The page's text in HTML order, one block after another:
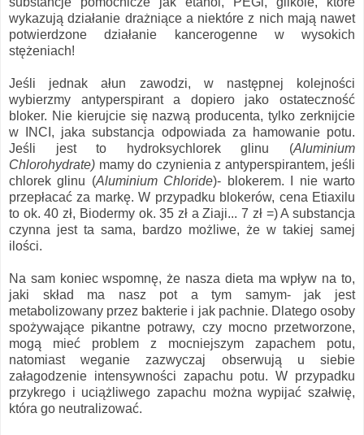
wykazują działanie drażniące a niektóre z nich mają nawet
potwierdzone działanie kancerogenne w wysokich
stężeniach!
Jeśli jednak ałun zawodzi, w następnej kolejności
wybierzmy antyperspirant a dopiero jako ostateczność
bloker. Nie kierujcie się nazwą producenta, tylko zerknijcie
w INCI, jaka substancja odpowiada za hamowanie potu.
Jeśli jest to hydroksychlorek glinu (Aluminium
Chlorohydrate) mamy do czynienia z antyperspirantem, jeśli
chlorek glinu (Aluminium Chloride)- blokerem. I nie warto
przepłacać za markę. W przypadku blokerów, cena Etiaxilu
to ok. 40 zł, Biodermy ok. 35 zł a Ziaji... 7 zł =) A substancja
czynna jest ta sama, bardzo możliwe, że w takiej samej
ilości.
Na sam koniec wspomnę, że nasza dieta ma wpływ na to,
jaki skład ma nasz pot a tym samym- jak jest
metabolizowany przez bakterie i jak pachnie. Dlatego osoby
spożywające pikantne potrawy, czy mocno przetworzone,
mogą mieć problem z mocniejszym zapachem potu,
natomiast weganie zazwyczaj obserwują u siebie
załagodzenie intensywności zapachu potu. W przypadku
przykrego i uciążliwego zapachu można wypijać szałwię,
która go neutralizować.